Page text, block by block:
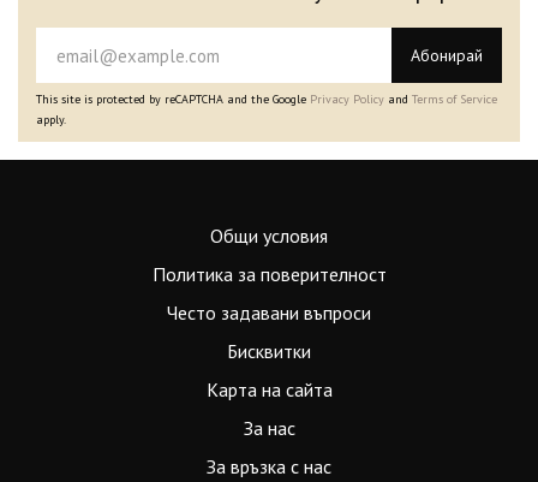
Абонирай
This site is protected by reCAPTCHA and the Google Privacy Policy and Terms of Service
apply.
Общи условия
Политика за поверителност
Често задавани въпроси
Бисквитки
Карта на сайта
За нас
За връзка с нас